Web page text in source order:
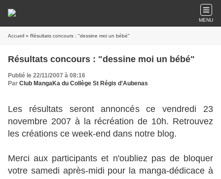
MENU
Accueil » Résultats concours : "dessine moi un bébé"
Résultats concours : "dessine moi un bébé"
Publié le 22/11/2007 à 08:16
Par Club MangaKa du Collège St Régis d'Aubenas
Les résultats seront annoncés ce vendredi 23
novembre 2007 à la récréation de 10h. Retrouvez
les créations ce week-end dans notre blog.
Merci aux participants et n'oubliez pas de bloquer
votre samedi après-midi pour la manga-dédicace à